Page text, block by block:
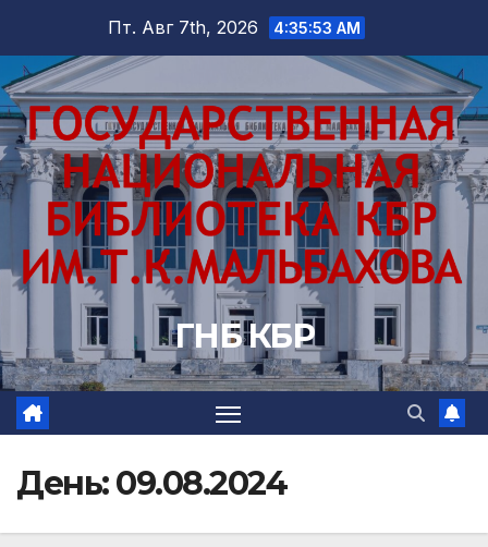
содержимому
Пт. Авг 7th, 2026 4:35:55 AM
ГНБ КБР
День:09.08.2024